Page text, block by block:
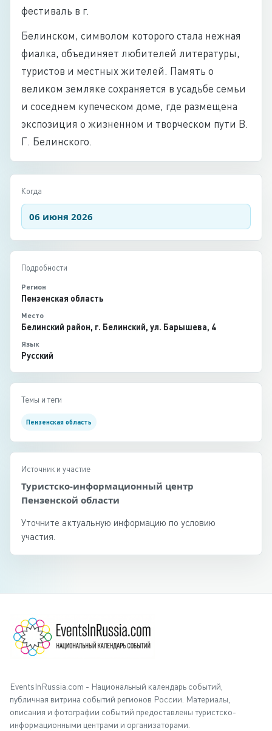
фестиваль в г.
Белинском, символом которого стала нежная
фиалка, объединяет любителей литературы,
туристов и местных жителей. Память о
великом земляке сохраняется в усадьбе семьи
и соседнем купеческом доме, где размещена
экспозиция о жизненном и творческом пути В.
Г. Белинского.
Когда
06 июня 2026
Подробности
Регион
Пензенская область
Место
Белинский район, г. Белинский, ул. Барышева, 4
Язык
Русский
Темы и теги
Пензенская область
Источник и участие
Туристско-информационный центр
Пензенской области
Уточните актуальную информацию по условию
участия.
EventsInRussia.com - Национальный календарь событий,
публичная витрина событий регионов России. Материалы,
описания и фотографии событий предоставлены туристско-
информационными центрами и организаторами.